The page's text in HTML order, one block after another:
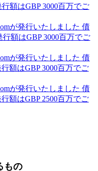
額はGBP 3000百万でご
が発行いたしました 債
額はGBP 3000百万でご
が発行いたしました 債
額はGBP 3000百万でご
が発行いたしました 債
額はGBP 2500百万でご
もの